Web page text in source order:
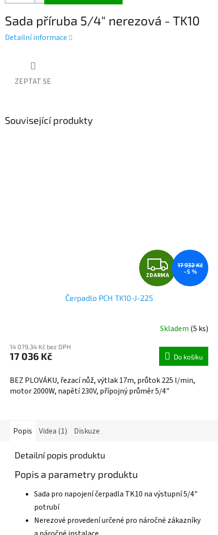
Sada příruba 5/4" nerezová - TK10
Detailní informace
ZEPTAT SE
Související produkty
Z
D
R
M
A
ZDARMA
17 932 Kč
–5 %
Čerpadlo PCH TK10-J-225
Skladem (5 ks)
14 079,34 Kč bez DPH
17 036 Kč Do košíku
BEZ PLOVÁKU, řezací nůž, výtlak 17m, průtok 225 l/min,
motor 2000W, napětí 230V, přípojný průměr 5/4"
Popis Videa (1) Diskuze
Detailní popis produktu
Popis a parametry produktu
Sada pro napojení čerpadla TK10 na výstupní 5/4"
potrubí
Nerezové provedení určené pro náročné zákazníky